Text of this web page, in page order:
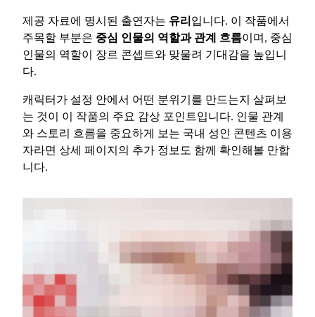
제공 자료에 명시된 출연자는 유리입니다. 이 작품에서
주목할 부분은 중심 인물의 역할과 관계 흐름이며, 중심
인물의 역할이 장르 콘셉트와 맞물려 기대감을 높입니
다.
캐릭터가 설정 안에서 어떤 분위기를 만드는지 살펴보
는 것이 이 작품의 주요 감상 포인트입니다. 인물 관계
와 스토리 흐름을 중요하게 보는 국내 성인 콘텐츠 이용
자라면 상세 페이지의 추가 정보도 함께 확인해볼 만합
니다.